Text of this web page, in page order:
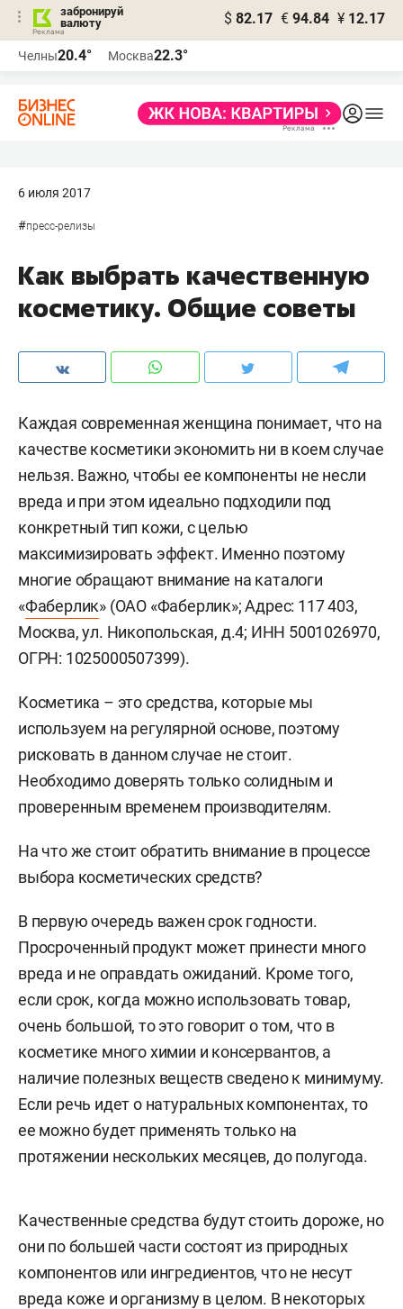
забронируй
валюту
$ 82.17 € 94.84 ¥ 12.17
Челны20.4° Москва22.3°
6 июля 2017
#пресс-релизы
Как выбрать качественную
косметику. Общие советы
Каждая современная женщина понимает, что на
качестве косметики экономить ни в коем случае
нельзя. Важно, чтобы ее компоненты не несли
вреда и при этом идеально подходили под
конкретный тип кожи, с целью
максимизировать эффект. Именно поэтому
многие обращают внимание на каталоги
«Фаберлик» (ОАО «Фаберлик»; Адрес: 117 403,
Москва, ул. Никопольская, д.4; ИНН 5001026970,
ОГРН: 1025000507399).
Косметика – это средства, которые мы
используем на регулярной основе, поэтому
рисковать в данном случае не стоит.
Необходимо доверять только солидным и
проверенным временем производителям.
На что же стоит обратить внимание в процессе
выбора косметических средств?
В первую очередь важен срок годности.
Просроченный продукт может принести много
вреда и не оправдать ожиданий. Кроме того,
если срок, когда можно использовать товар,
очень большой, то это говорит о том, что в
косметике много химии и консервантов, а
наличие полезных веществ сведено к минимуму.
Если речь идет о натуральных компонентах, то
ее можно будет применять только на
протяжении нескольких месяцев, до полугода.
Качественные средства будут стоить дороже, но
они по большей части состоят из природных
компонентов или ингредиентов, что не несут
вреда коже и организму в целом. В некоторых